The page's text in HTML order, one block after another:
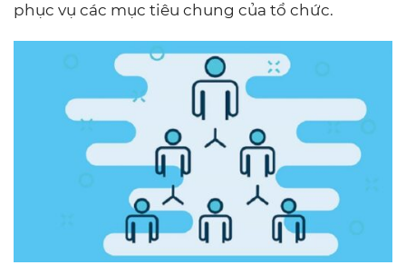
phục vụ các mục tiêu chung của tổ chức.